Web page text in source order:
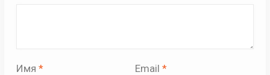
Имя * Email *